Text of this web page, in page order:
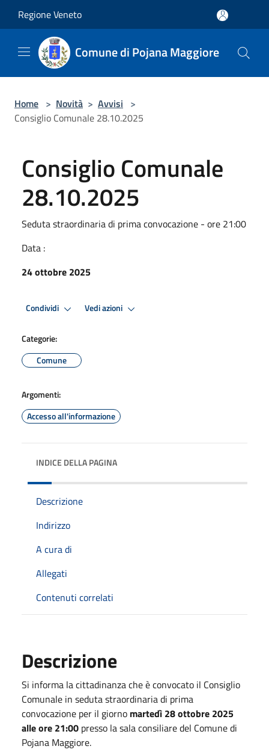
Regione Veneto
Comune di Pojana Maggiore
Home > Novità > Avvisi >
Consiglio Comunale 28.10.2025
Consiglio Comunale
28.10.2025
Seduta straordinaria di prima convocazione - ore 21:00
Data :
24 ottobre 2025
Condividi Vedi azioni
Categorie:
Comune
Argomenti:
Accesso all'informazione
INDICE DELLA PAGINA
Descrizione
Indirizzo
A cura di
Allegati
Contenuti correlati
Descrizione
Si informa la cittadinanza che è convocato il Consiglio
Comunale in seduta straordinaria di prima
convocazione per il giorno martedì 28 ottobre 2025
alle ore 21:00 presso la sala consiliare del Comune di
Pojana Maggiore.